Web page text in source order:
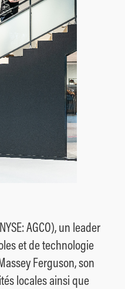
AGCO), un leader
et de technologie
Ferguson, son
locales ainsi que